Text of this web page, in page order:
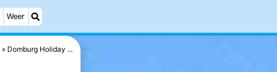
Weer
Domburg Holiday ...